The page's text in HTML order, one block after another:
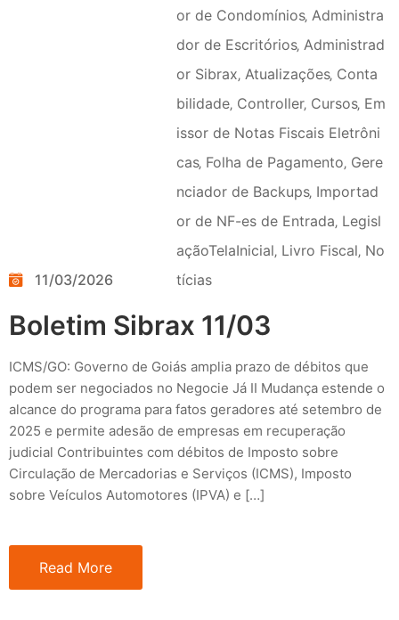
11/03/2026
or de Condomínios‚ Administra
dor de Escritórios‚ Administrad
or Sibrax‚ Atualizações‚ Conta
bilidade‚ Controller‚ Cursos‚ Em
issor de Notas Fiscais Eletrôni
cas‚ Folha de Pagamento‚ Gere
nciador de Backups‚ Importad
or de NF-es de Entrada‚ Legisl
açãoTelaInicial‚ Livro Fiscal‚ No
tícias
Boletim Sibrax 11/03
ICMS/GO: Governo de Goiás amplia prazo de débitos que
podem ser negociados no Negocie Já II Mudança estende o
alcance do programa para fatos geradores até setembro de
2025 e permite adesão de empresas em recuperação
judicial Contribuintes com débitos de Imposto sobre
Circulação de Mercadorias e Serviços (ICMS), Imposto
sobre Veículos Automotores (IPVA) e […]
Read More